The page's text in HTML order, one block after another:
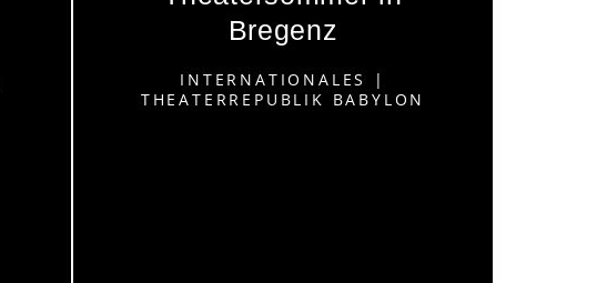
Bregenz
INTERNATIONALES
|
THEATERREPUBLIK BABYLON